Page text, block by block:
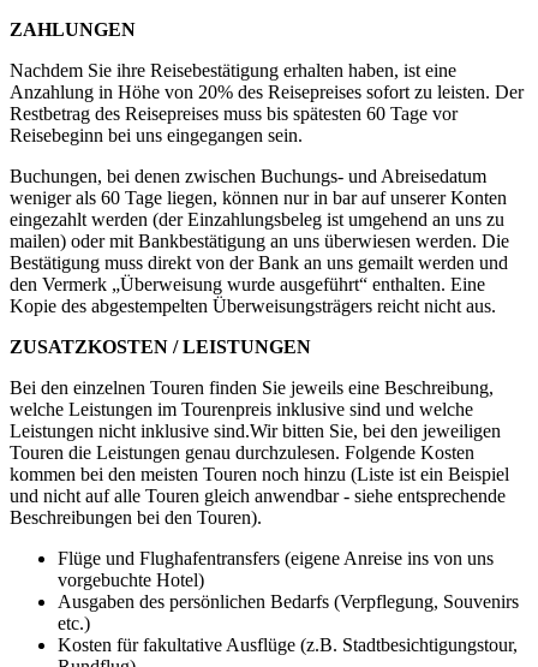
ZAHLUNGEN
Nachdem Sie ihre Reisebestätigung erhalten haben, ist eine
Anzahlung in Höhe von 20% des Reisepreises sofort zu leisten. Der
Restbetrag des Reisepreises muss bis spätesten 60 Tage vor
Reisebeginn bei uns eingegangen sein.
Buchungen, bei denen zwischen Buchungs- und Abreisedatum
weniger als 60 Tage liegen, können nur in bar auf unserer Konten
eingezahlt werden (der Einzahlungsbeleg ist umgehend an uns zu
mailen) oder mit Bankbestätigung an uns überwiesen werden. Die
Bestätigung muss direkt von der Bank an uns gemailt werden und
den Vermerk „Überweisung wurde ausgeführt“ enthalten. Eine
Kopie des abgestempelten Überweisungsträgers reicht nicht aus.
ZUSATZKOSTEN / LEISTUNGEN
Bei den einzelnen Touren finden Sie jeweils eine Beschreibung,
welche Leistungen im Tourenpreis inklusive sind und welche
Leistungen nicht inklusive sind.Wir bitten Sie, bei den jeweiligen
Touren die Leistungen genau durchzulesen. Folgende Kosten
kommen bei den meisten Touren noch hinzu (Liste ist ein Beispiel
und nicht auf alle Touren gleich anwendbar - siehe entsprechende
Beschreibungen bei den Touren).
Flüge und Flughafentransfers (eigene Anreise ins von uns
vorgebuchte Hotel)
Ausgaben des persönlichen Bedarfs (Verpflegung, Souvenirs
etc.)
Kosten für fakultative Ausflüge (z.B. Stadtbesichtigungstour,